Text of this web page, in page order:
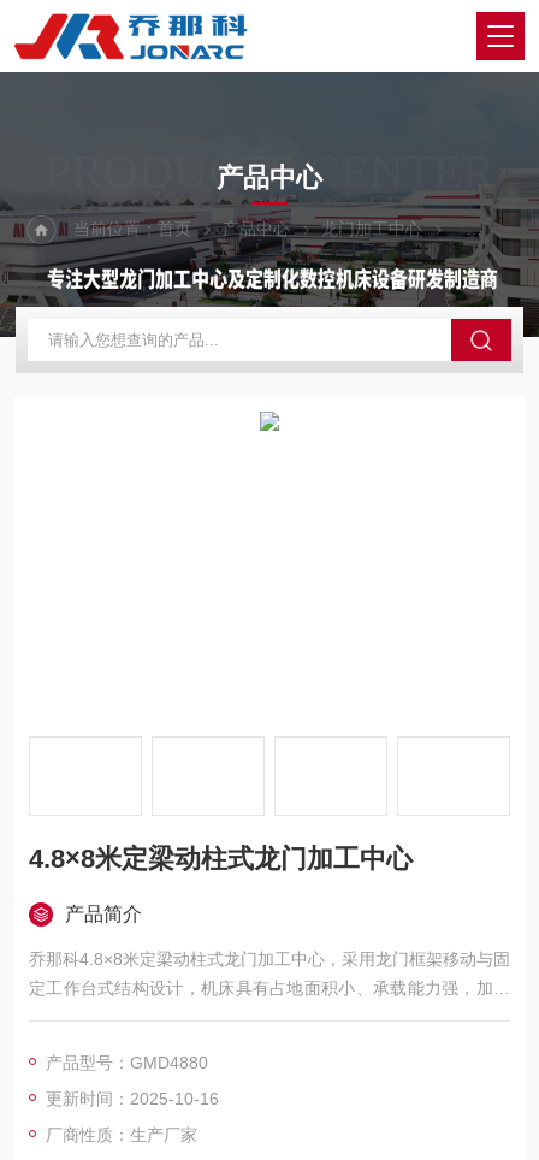
PRODUCTS CENTER
产品中心
当前位置：首页 产品中心 龙门加工中心 定梁动柱
4.8×8米定梁动柱式龙门加工中心
产品简介
乔那科4.8×8米定梁动柱式龙门加工中心，采用龙门框架移动与固
定工作台式结构设计，机床具有占地面积小、承载能力强，加工
范围广等特点。广泛应用于汽车、电力、工程机械、模具、航空
扩、铰、锪、攻丝及三轴联动曲面加工，并支持选配附件铣头完
成五面复合加工。
产品型号：GMD4880
更新时间：2025-10-16
厂商性质：生产厂家